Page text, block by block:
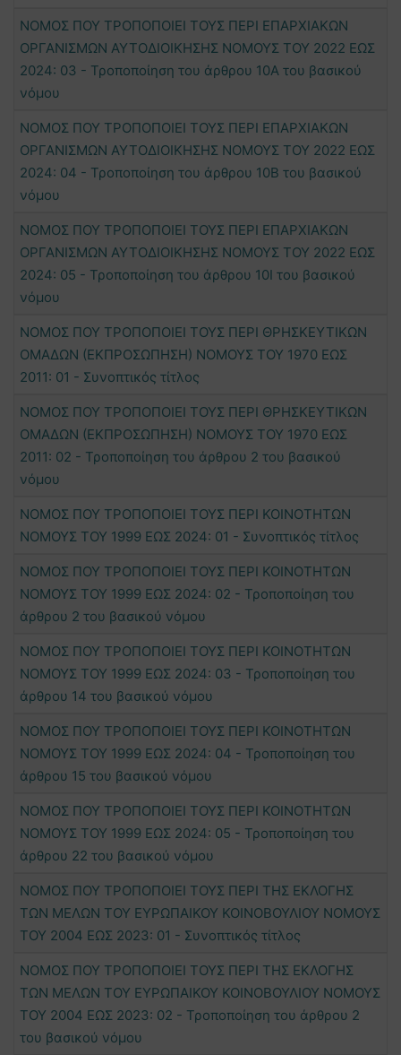
ΝΟΜΟΣ ΠΟΥ ΤΡΟΠΟΠΟΙΕΙ ΤΟΥΣ ΠΕΡΙ ΕΠΑΡΧΙΑΚΩΝ
ΟΡΓΑΝΙΣΜΩΝ ΑΥΤΟΔΙΟΙΚΗΣΗΣ ΝΟΜΟΥΣ ΤΟΥ 2022 ΕΩΣ
2024: 03 - Τροποποίηση του άρθρου 10Α του βασικού
νόμου
ΝΟΜΟΣ ΠΟΥ ΤΡΟΠΟΠΟΙΕΙ ΤΟΥΣ ΠΕΡΙ ΕΠΑΡΧΙΑΚΩΝ
ΟΡΓΑΝΙΣΜΩΝ ΑΥΤΟΔΙΟΙΚΗΣΗΣ ΝΟΜΟΥΣ ΤΟΥ 2022 ΕΩΣ
2024: 04 - Τροποποίηση του άρθρου 10Β του βασικού
νόμου
ΝΟΜΟΣ ΠΟΥ ΤΡΟΠΟΠΟΙΕΙ ΤΟΥΣ ΠΕΡΙ ΕΠΑΡΧΙΑΚΩΝ
ΟΡΓΑΝΙΣΜΩΝ ΑΥΤΟΔΙΟΙΚΗΣΗΣ ΝΟΜΟΥΣ ΤΟΥ 2022 ΕΩΣ
2024: 05 - Τροποποίηση του άρθρου 10Ι του βασικού
νόμου
ΝΟΜΟΣ ΠΟΥ ΤΡΟΠΟΠΟΙΕΙ ΤΟΥΣ ΠΕΡΙ ΘΡΗΣΚΕΥΤΙΚΩΝ
ΟΜΑΔΩΝ (ΕΚΠΡΟΣΩΠΗΣΗ) ΝΟΜΟΥΣ ΤΟΥ 1970 ΕΩΣ
2011: 01 - Συνοπτικός τίτλος
ΝΟΜΟΣ ΠΟΥ ΤΡΟΠΟΠΟΙΕΙ ΤΟΥΣ ΠΕΡΙ ΘΡΗΣΚΕΥΤΙΚΩΝ
ΟΜΑΔΩΝ (ΕΚΠΡΟΣΩΠΗΣΗ) ΝΟΜΟΥΣ ΤΟΥ 1970 ΕΩΣ
2011: 02 - Τροποποίηση του άρθρου 2 του βασικού
νόμου
ΝΟΜΟΣ ΠΟΥ ΤΡΟΠΟΠΟΙΕΙ ΤΟΥΣ ΠΕΡΙ ΚΟΙΝΟΤΗΤΩΝ
ΝΟΜΟΥΣ ΤΟΥ 1999 ΕΩΣ 2024: 01 - Συνοπτικός τίτλος
ΝΟΜΟΣ ΠΟΥ ΤΡΟΠΟΠΟΙΕΙ ΤΟΥΣ ΠΕΡΙ ΚΟΙΝΟΤΗΤΩΝ
ΝΟΜΟΥΣ ΤΟΥ 1999 ΕΩΣ 2024: 02 - Τροποποίηση του
άρθρου 2 του βασικού νόμου
ΝΟΜΟΣ ΠΟΥ ΤΡΟΠΟΠΟΙΕΙ ΤΟΥΣ ΠΕΡΙ ΚΟΙΝΟΤΗΤΩΝ
ΝΟΜΟΥΣ ΤΟΥ 1999 ΕΩΣ 2024: 03 - Τροποποίηση του
άρθρου 14 του βασικού νόμου
ΝΟΜΟΣ ΠΟΥ ΤΡΟΠΟΠΟΙΕΙ ΤΟΥΣ ΠΕΡΙ ΚΟΙΝΟΤΗΤΩΝ
ΝΟΜΟΥΣ ΤΟΥ 1999 ΕΩΣ 2024: 04 - Τροποποίηση του
άρθρου 15 του βασικού νόμου
ΝΟΜΟΣ ΠΟΥ ΤΡΟΠΟΠΟΙΕΙ ΤΟΥΣ ΠΕΡΙ ΚΟΙΝΟΤΗΤΩΝ
ΝΟΜΟΥΣ ΤΟΥ 1999 ΕΩΣ 2024: 05 - Τροποποίηση του
άρθρου 22 του βασικού νόμου
ΝΟΜΟΣ ΠΟΥ ΤΡΟΠΟΠΟΙΕΙ ΤΟΥΣ ΠΕΡΙ ΤΗΣ ΕΚΛΟΓΗΣ
ΤΩΝ ΜΕΛΩΝ ΤΟΥ ΕΥΡΩΠΑΙΚΟΥ ΚΟΙΝΟΒΟΥΛΙΟΥ ΝΟΜΟΥΣ
ΤΟΥ 2004 ΕΩΣ 2023: 01 - Συνοπτικός τίτλος
ΝΟΜΟΣ ΠΟΥ ΤΡΟΠΟΠΟΙΕΙ ΤΟΥΣ ΠΕΡΙ ΤΗΣ ΕΚΛΟΓΗΣ
ΤΩΝ ΜΕΛΩΝ ΤΟΥ ΕΥΡΩΠΑΙΚΟΥ ΚΟΙΝΟΒΟΥΛΙΟΥ ΝΟΜΟΥΣ
ΤΟΥ 2004 ΕΩΣ 2023: 02 - Τροποποίηση του άρθρου 2
του βασικού νόμου